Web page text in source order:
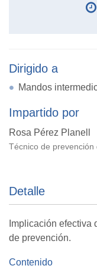
Dirigido a
Mandos
Impartido por
Rosa Pérez Planell
Técnico de
Detalle
Implicación efectiva
de prevención.
Contenido